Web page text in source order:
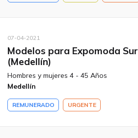
07-04-2021
Modelos para Expomoda Sur
(Medellín)
Hombres y mujeres 4 - 45 Años
Medellín
REMUNERADO URGENTE